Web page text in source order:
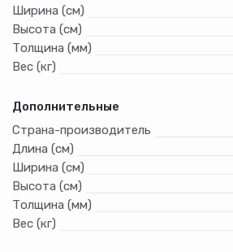
Ширина (см)
Высота (см)
Толщина (мм)
Вес (кг)
Дополнительные
Страна-производитель
Длина (см)
Ширина (см)
Высота (см)
Толщина (мм)
Вес (кг)